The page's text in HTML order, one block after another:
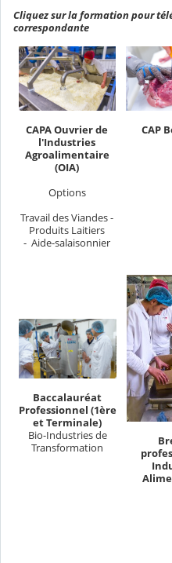
Cliquez sur la formation pour
correspondante
CAPA Ouvrier de
l'Industries
Agroalimentaire
(OIA)
Options
Travail des Viandes -
Produits Laitiers
- Aide-salaisonnier
CAP
Baccalauréat
Professionnel (1ère
et Terminale)
Bio-Industries de
Transformation